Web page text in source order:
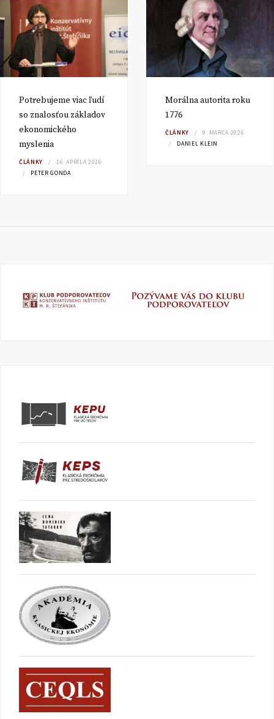
Potrebujeme viac ľudí
so znalosťou základov
ekonomického
myslenia
ČLÁNKY
16. APRÍLA 2026
PETER GONDA
Morálna autorita roku
1776
ČLÁNKY
9. MARCA 2026
DANIEL KLEIN